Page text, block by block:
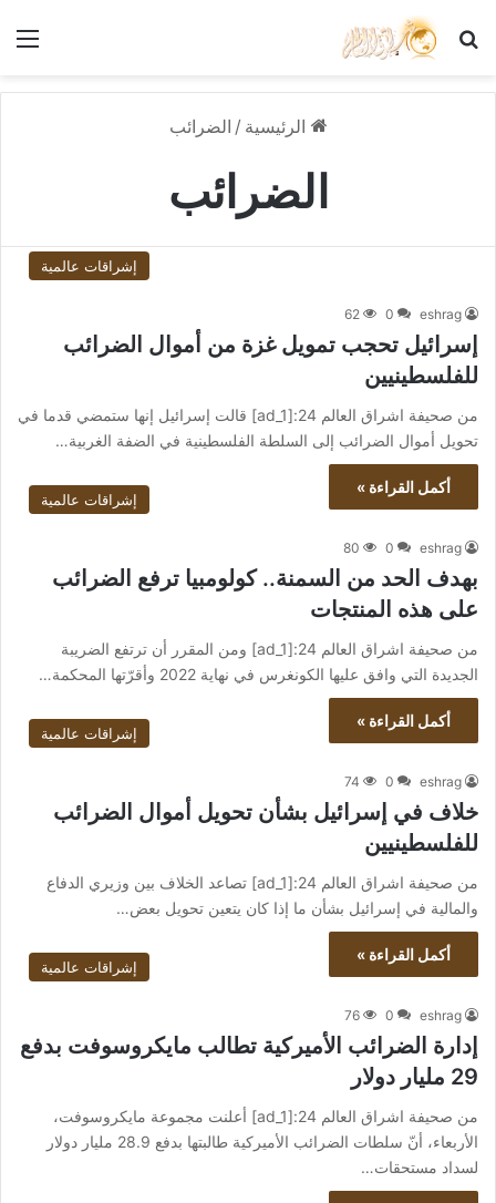
بحث عن
الرئيسية / الضرائب
الضرائب
إشراقات عالمية
eshrag
0
62
إسرائيل تحجب تمويل غزة من أموال الضرائب
للفلسطينيين
من صحيفة اشراق العالم 24:[ad_1] قالت إسرائيل إنها ستمضي قدما في
تحويل أموال الضرائب إلى السلطة الفلسطينية في الضفة الغربية…
أكمل القراءة »
إشراقات عالمية
eshrag
0
80
بهدف الحد من السمنة.. كولومبيا ترفع الضرائب
على هذه المنتجات
من صحيفة اشراق العالم 24:[ad_1] ومن المقرر أن ترتفع الضريبة
الجديدة التي وافق عليها الكونغرس في نهاية 2022 وأقرّتها المحكمة…
أكمل القراءة »
إشراقات عالمية
eshrag
0
74
خلاف في إسرائيل بشأن تحويل أموال الضرائب
للفلسطينيين
من صحيفة اشراق العالم 24:[ad_1] تصاعد الخلاف بين وزيري الدفاع
والمالية في إسرائيل بشأن ما إذا كان يتعين تحويل بعض…
أكمل القراءة »
إشراقات عالمية
eshrag
0
76
إدارة الضرائب الأميركية تطالب مايكروسوفت بدفع
29 مليار دولار
من صحيفة اشراق العالم 24:[ad_1] أعلنت مجموعة مايكروسوفت،
الأربعاء، أنّ سلطات الضرائب الأميركية طالبتها بدفع 28.9 مليار دولار
لسداد مستحقات…